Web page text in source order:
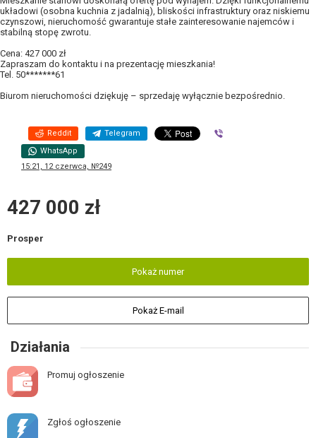
układowi (osobna kuchnia z jadalnią), bliskości infrastruktury oraz niskiemu
czynszowi, nieruchomość gwarantuje stałe zainteresowanie najemców i
stabilną stopę zwrotu.
Cena: 427 000 zł
Zapraszam do kontaktu i na prezentację mieszkania!
Tel. 50*******61
Biurom nieruchomości dziękuję – sprzedaję wyłącznie bezpośrednio.
Reddit Telegram
WhatsApp
15:21, 12 czerwca, №249
427 000 zł
Prosper
Pokaż numer
Pokaż E-mail
Działania
Promuj ogłoszenie
Zgłoś ogłoszenie